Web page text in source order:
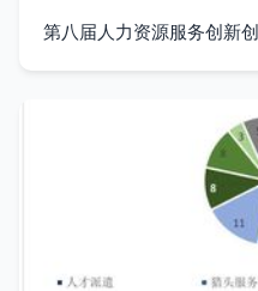
第八届人力资源服务创新